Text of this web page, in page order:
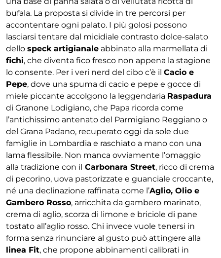
bufala. La proposta si divide in tre percorsi per
accontentare ogni palato. I più golosi possono
lasciarsi tentare dal micidiale contrasto dolce-salato
dello speck artigianale abbinato alla marmellata di
fichi, che diventa fico fresco non appena la stagione
lo consente. Per i veri nerd del cibo c’è il Cacio e
Pepe, dove una spuma di cacio e pepe e gocce di
miele piccante accolgono la leggendaria Raspadura
di Granone Lodigiano, che Papa ricorda come
l’antichissimo antenato del Parmigiano Reggiano o
del Grana Padano, recuperato oggi da sole due
famiglie in Lombardia e raschiato a mano con una
lama flessibile. Non manca ovviamente l’omaggio
alla tradizione con il Carbonara Street, ricco di crema
di pecorino, uova pastorizzate e guanciale croccante,
né una declinazione raffinata come l’Aglio, Olio e
Gambero Rosso, arricchita da gambero marinato,
crema di aglio, scorza di limone e briciole di pane
tostato all’aglio rosso. Chi invece vuole tenersi in
forma senza rinunciare al gusto può attingere alla
linea Fit, che propone abbinamenti calibrati in